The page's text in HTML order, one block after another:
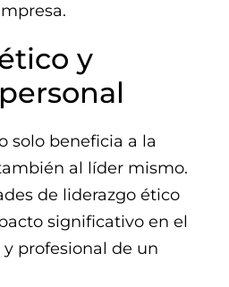
y
solo beneficia a la
al líder mismo.
de liderazgo ético
significativo en el
profesional de un